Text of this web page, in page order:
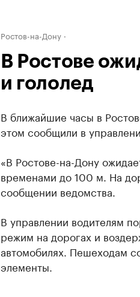
Ростов-на-Дону
В Ростове
и гололед
В ближайшие часы в
этом сообщили в
«В Ростове-на-Дону
временами до 100 м. На
сообщении ведомства.
В управлении водителям
режим на дорогах и
автомобилях. Пешеходам
элементы.